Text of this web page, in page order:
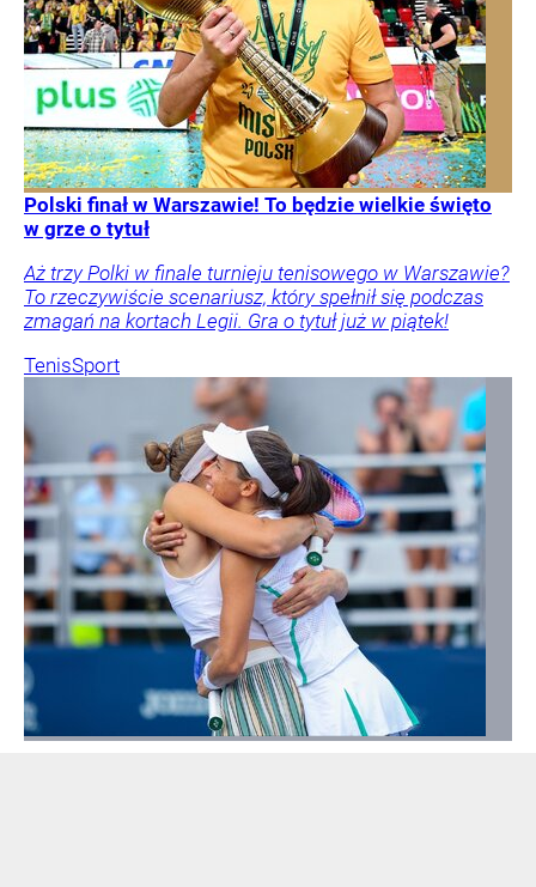
Polski finał w Warszawie! To będzie wielkie święto
w grze o tytuł
Aż trzy Polki w finale turnieju tenisowego w Warszawie?
To rzeczywiście scenariusz, który spełnił się podczas
zmagań na kortach Legii. Gra o tytuł już w piątek!
TenisSport